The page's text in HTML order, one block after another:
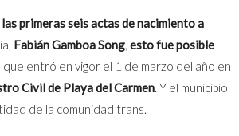
primeras seis actas de nacimiento a
Fabián Gamboa Song, esto fue posible
que entró en vigor el 1 de marzo del año en
Civil de Playa del Carmen. Y el municipio
de la comunidad trans.